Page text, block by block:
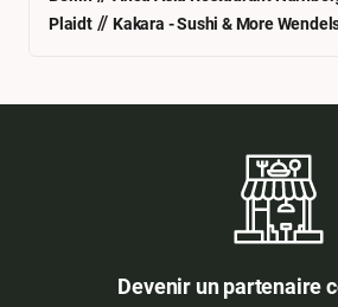
Plaidt//Kakara - Sushi & More
Devenir un partenaire